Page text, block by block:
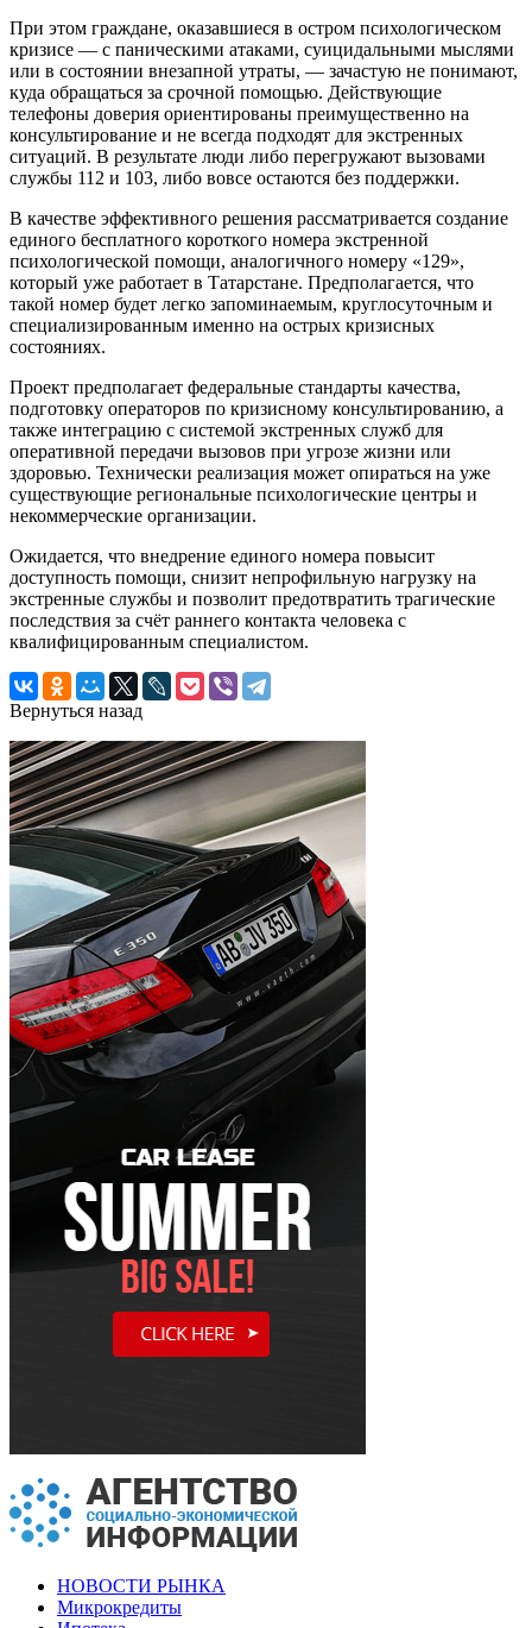
При этом граждане, оказавшиеся в остром психологическом
кризисе — с паническими атаками, суицидальными мыслями
или в состоянии внезапной утраты, — зачастую не понимают,
куда обращаться за срочной помощью. Действующие
телефоны доверия ориентированы преимущественно на
консультирование и не всегда подходят для экстренных
ситуаций. В результате люди либо перегружают вызовами
службы 112 и 103, либо вовсе остаются без поддержки.
В качестве эффективного решения рассматривается создание
единого бесплатного короткого номера экстренной
психологической помощи, аналогичного номеру «129»,
который уже работает в Татарстане. Предполагается, что
такой номер будет легко запоминаемым, круглосуточным и
специализированным именно на острых кризисных
состояниях.
Проект предполагает федеральные стандарты качества,
подготовку операторов по кризисному консультированию, а
также интеграцию с системой экстренных служб для
оперативной передачи вызовов при угрозе жизни или
здоровью. Технически реализация может опираться на уже
существующие региональные психологические центры и
некоммерческие организации.
Ожидается, что внедрение единого номера повысит
доступность помощи, снизит непрофильную нагрузку на
экстренные службы и позволит предотвратить трагические
последствия за счёт раннего контакта человека с
квалифицированным специалистом.
Вернуться назад
НОВОСТИ РЫНКА
Микрокредиты